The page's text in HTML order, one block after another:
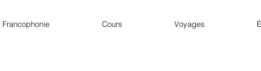
Francophonie Cours Voyages